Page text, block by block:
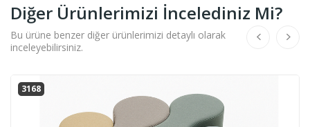
Diğer Ürünlerimizi İncelediniz Mi?
Bu ürüne benzer diğer ürünlerimizi detaylı olarak
inceleyebilirsiniz.
3168